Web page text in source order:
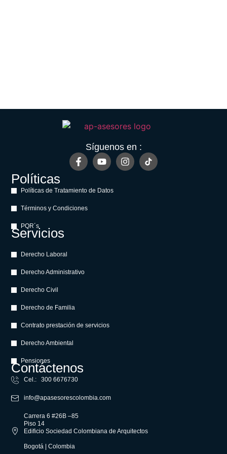
Síguenos en :
Políticas
Políticas de Tratamiento de Datos
Términos y Condiciones
PQR´s
Servicios
Derecho Laboral
Derecho Administrativo
Derecho Civil
Derecho de Familia
Contrato prestación de servicios
Derecho Ambiental
Pensiones
Contáctenos
Cel.: 300 6676730
info@apasesorescolombia.com
Carrera 6 #26B –85
Piso 14
Edificio Sociedad Colombiana de Arquitectos
Bogotá | Colombia